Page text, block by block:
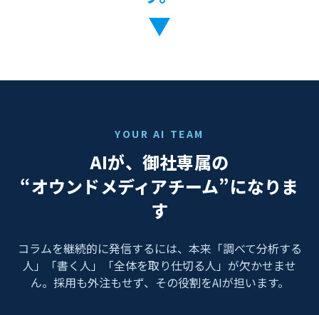
▼
YOUR AI TEAM
AIが、御社専属の
“オウンドメディアチーム”になりま
す
コラムを継続的に発信するには、本来「調べて分析する
人」「書く人」「全体を取り仕切る人」が欠かせませ
ん。採用も外注もせず、その役割をAIが担います。